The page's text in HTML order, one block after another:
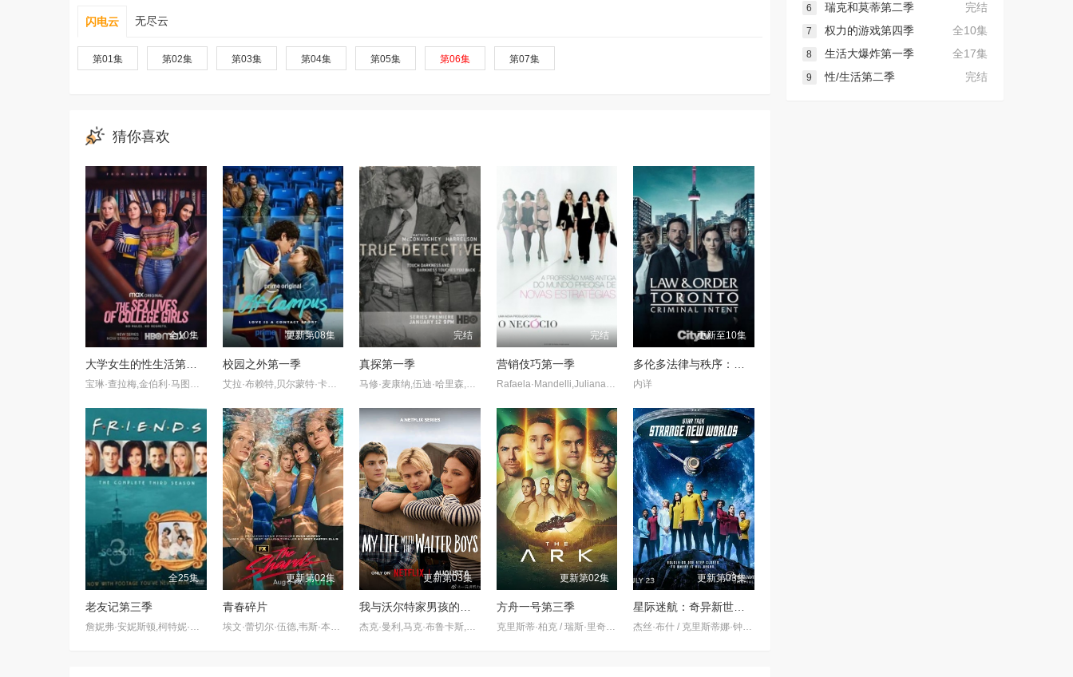
闪电云 无尽云
第01集 第02集 第03集 第04集 第05集 第06集 第07集
猜你喜欢
全10集
大学女生的性生活第一季
宝琳·查拉梅,金伯利·马图拉,米多莉·弗朗西斯,劳伦·斯宾瑟,史蒂芬·瓜里诺,卡维·拉德尼尔,马特·马洛伊,嘉文·莱特伍德,肯尼迪·利·斯洛克姆,马修·戈尔德,莱西·哈特塞尔,罗布·许贝尔,莱克斯·金,佩吉·陆,雪莉·谢波德,妮可·沙利文,吉利安·阿美娜特
更新第08集
校园之外第一季
艾拉·布赖特,贝尔蒙特·卡梅利,史蒂夫·豪威,杰伦·托马斯·
完结
真探第一季
马修·麦康纳,伍迪·哈里森,布鲁斯·埃利奥特,米歇尔·莫纳汉,托利·基特尔斯,迈克尔·波茨,埃里克·普莱斯,麦迪逊·沃尔夫,J·D·埃弗摩尔,丹娜·格瑞尔,乔·克里斯特,亚历珊德拉·达达里奥
完结
营销伎巧第一季
Rafaela·Mandelli,Juliana·Schalch,Michelle·Batista,João·Gabriel·Vasconcellos,Gabriel·Godoy,Guilherme·Weber
更新至10集
多伦多法律与秩序：犯罪倾向
内详
全25集
老友记第三季
更新第02集
青春碎片
更新第03集 更新第02集
方舟一号第三季
克里斯蒂·柏克 / 瑞斯·里奇 / 理查德·弗利施曼 / 瑞安·亚当斯 / 帕夫莱·耶里尼奇 / 沙利妮·佩里斯 / 蒂安娜·乌普切娃 / 戴安娜·贝穆德斯 / 贾德兰·马尔科维奇 / 克里斯蒂娜·沃尔夫 / 塔玛拉·拉多瓦诺维奇
更新第03集
完结
6
瑞克和莫蒂第二季
全10集
7
权力的游戏第四季
全17集
8
生活大爆炸第一季
完结
9 性/生活第二季